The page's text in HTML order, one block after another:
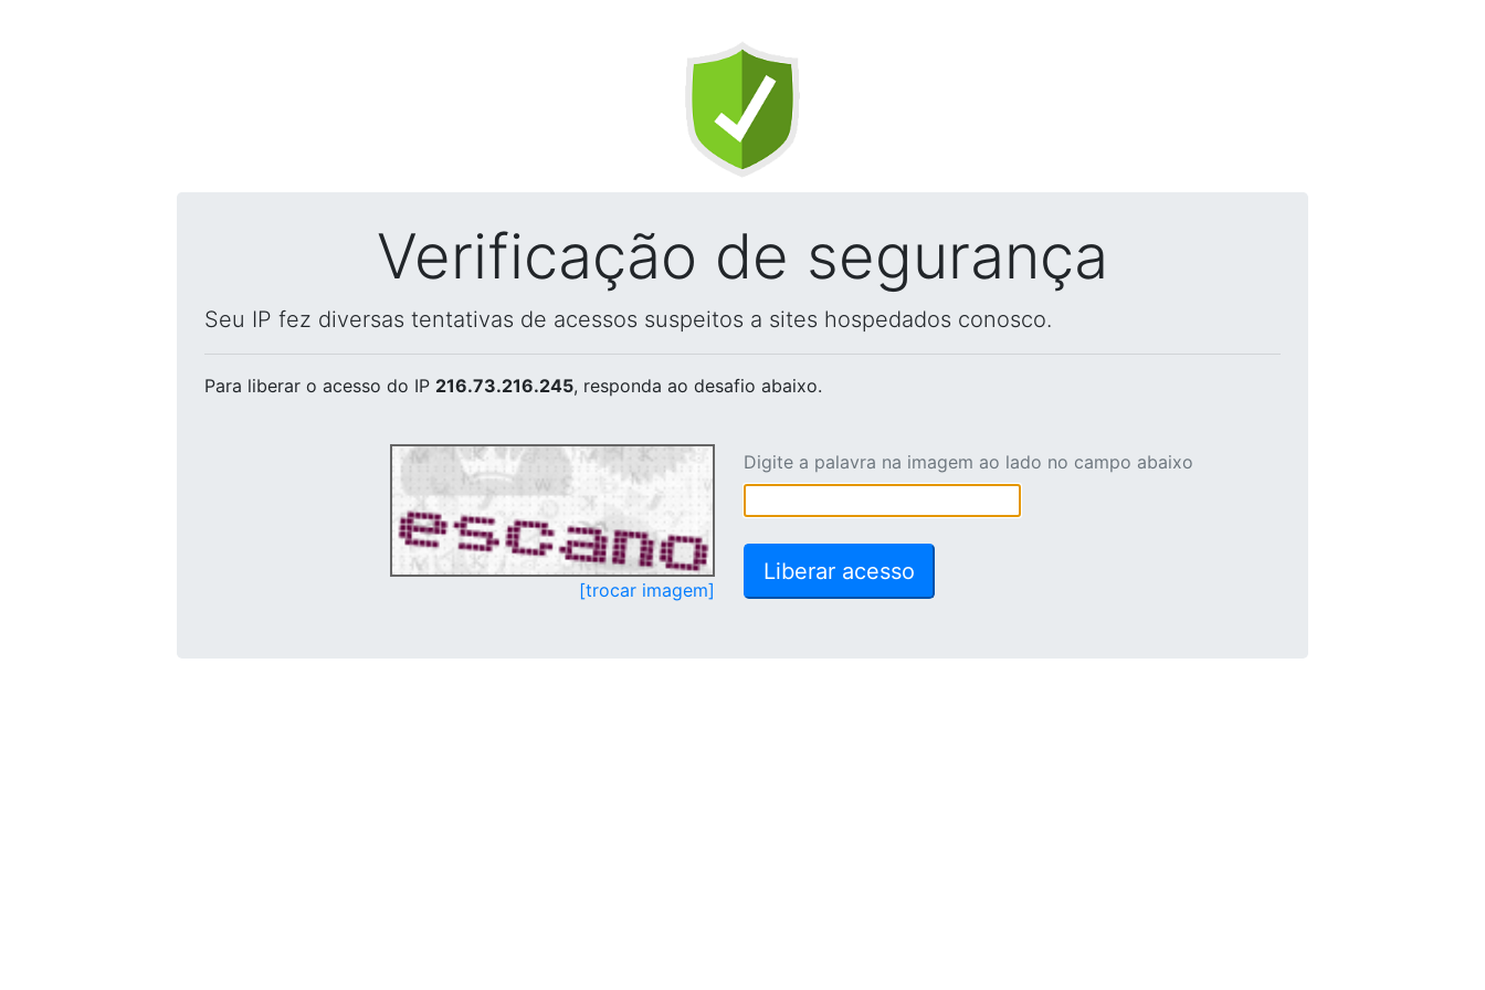
Verificação de segurança
Seu IP fez diversas tentativas de acessos suspeitos a sites hospedados conosco.
Para liberar o acesso do IP 216.73.216.245, responda ao desafio abaixo.
[trocar imagem]
Digite a palavra na imagem ao lado no campo abaixo